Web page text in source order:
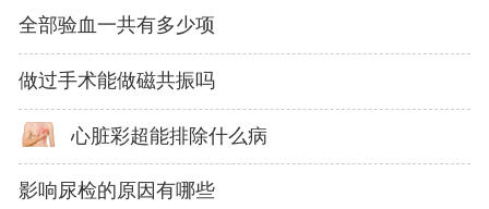
全部验血一共有多少项
做过手术能做磁共振吗
心脏彩超能排除什么病
影响尿检的原因有哪些